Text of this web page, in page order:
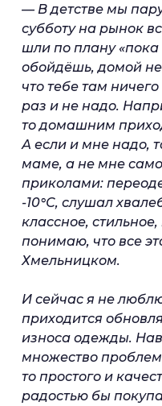
— В детстве мы
субботу на рынок
шли по плану
обойдёшь, домой
что тебе там
раз и не надо.
то домашним
А если и мне надо,
маме, а не мне
приколами:
-10°С, слушал
классное,
понимаю, что все
Хмельницком.
И сейчас я не
приходится
износа одежды.
множество
то простого и
радостью бы